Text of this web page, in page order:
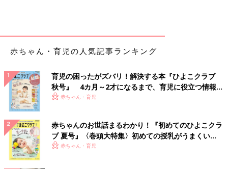
赤ちゃん・育児の人気記事ランキング
育児の困ったがズバリ！解決する本『ひよこクラブ
秋号』 4カ月～2才になるまで、育児に役立つ情報が
いっぱい！
赤ちゃん・育児
赤ちゃんのお世話まるわかり！『初めてのひよこクラ
ブ 夏号』〈巻頭大特集〉初めての授乳がうまくい
く！ おっぱい・ミルクの基本と夏のトラブル 解決テ
赤ちゃん・育児